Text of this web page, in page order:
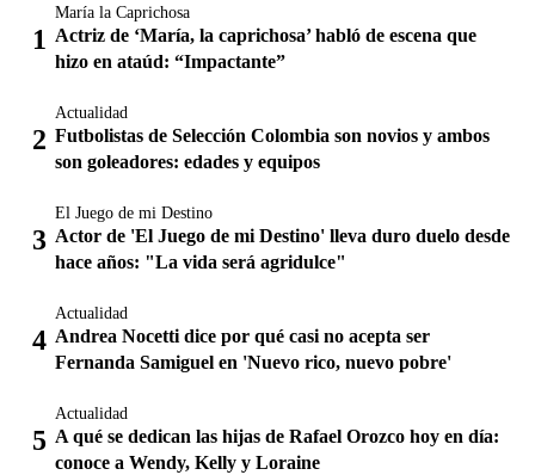
María la Caprichosa
Actriz de ‘María, la caprichosa’ habló de escena que
hizo en ataúd: “Impactante”
Actualidad
Futbolistas de Selección Colombia son novios y ambos
son goleadores: edades y equipos
El Juego de mi Destino
Actor de 'El Juego de mi Destino' lleva duro duelo desde
hace años: "La vida será agridulce"
Actualidad
Andrea Nocetti dice por qué casi no acepta ser
Fernanda Samiguel en 'Nuevo rico, nuevo pobre'
Actualidad
A qué se dedican las hijas de Rafael Orozco hoy en día:
conoce a Wendy, Kelly y Loraine